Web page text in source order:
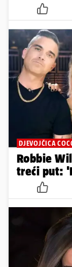
DJEVOJČICA
Robbie
treći put: